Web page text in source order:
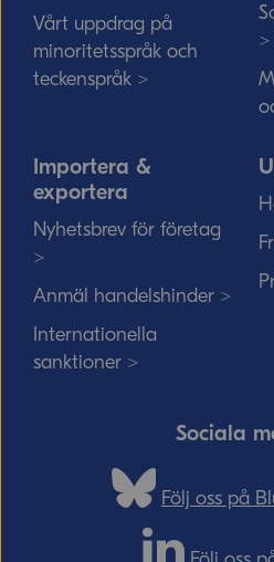
Vårt uppdrag på
minoritetsspråk och
teckenspråk >
>
Importera &
exportera
Nyhetsbrev för företag
>
Anmäl handelshinder >
Internationella
sanktioner >
Sociala
Följ oss på